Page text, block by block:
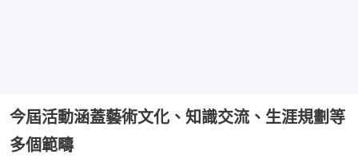
今屆活動涵蓋藝術文化、知識交流、生涯規劃等
多個範疇